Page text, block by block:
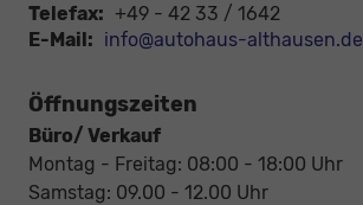
Telefax: +49 - 42 33 / 1642
E-Mail: info@autohaus-althausen.de
Öffnungszeiten
Büro/ Verkauf
Montag - Freitag: 08:00 - 18:00 Uhr
Samstag: 09.00 - 12.00 Uhr